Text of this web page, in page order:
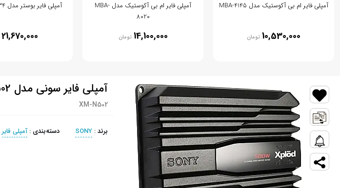
آمپلی فایر ام بی آکوستیک مدل MBA-4145
10,530,000 تومان
آمپلی فایر ام بی آکوستیک مدل MBA-
8020
14,100,000 تومان
آمپلی فایر بوستر مدل Booter BSA-434
21,670,000
آمپلی فایر سونی مدل XM-N502
XM-N502
برند:
SONY دسته‌بندی :آمپلی فایر